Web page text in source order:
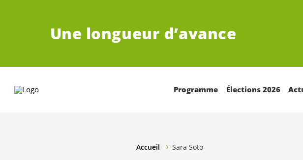
Une longueur d’avance
Programme Élections 2026
Accueil Sara Soto